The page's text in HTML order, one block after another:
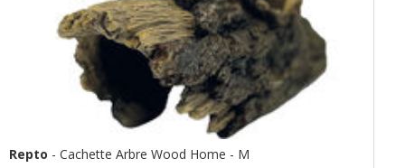
Repto - Cachette Arbre Wood Home - M